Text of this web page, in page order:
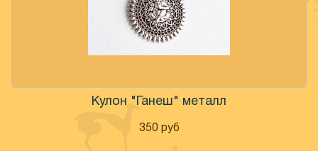
Кулон "Ганеш" металл
350 руб